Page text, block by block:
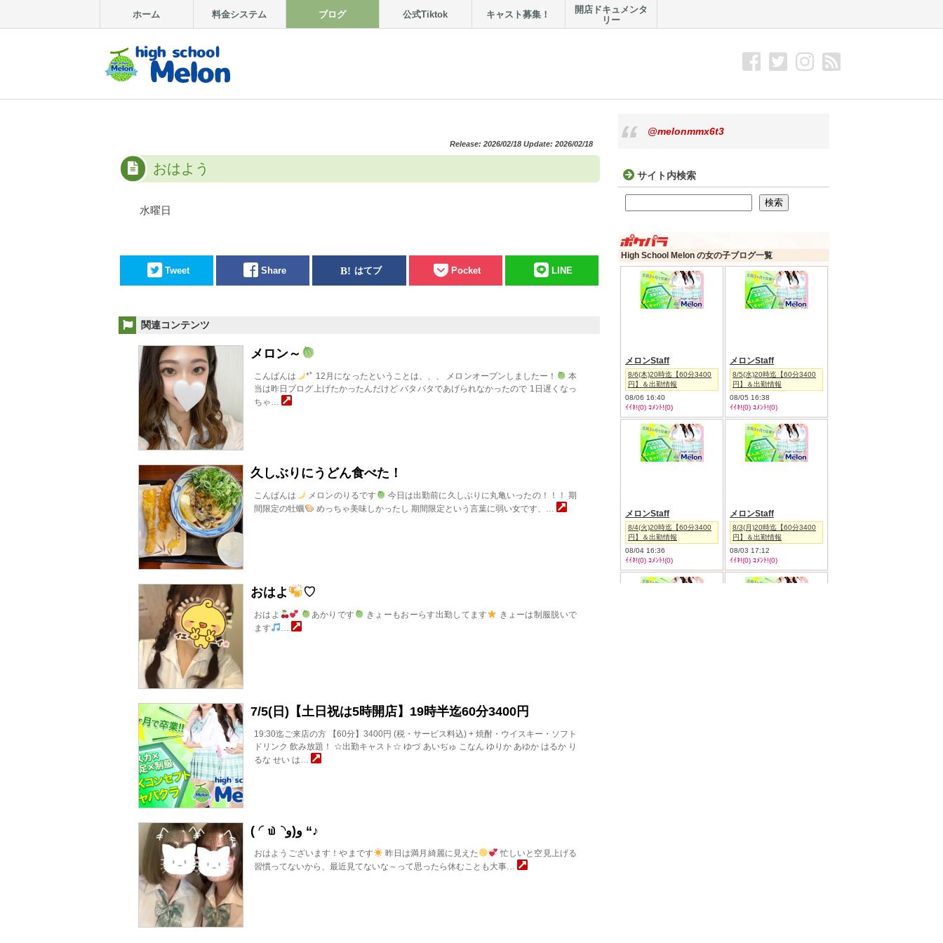
ホーム 料金システム ブログ 公式Tiktok キャスト募集！
開店ドキュメンタ
リー
Release: 2026/02/18 Update: 2026/02/18
おはよう
水曜日
Tweet Share はてブ Pocket LINE
関連コンテンツ
メロン～
こんばんは *ﾟ 12月になったということは、、、 メロンオープンしましたー！
本
当は昨日ブログ上げたかったんだけど バタバタであげられなかったので 1日遅くなっ
ちゃ…
久しぶりにうどん食べた！
こんばんは メロンのりるです
今日は出勤前に久しぶりに丸亀いったの！！！ 期
間限定の牡蠣
めっちゃ美味しかったし 期間限定という言葉に弱い女です、…
おはよ ♡
おはよ あかりです きょーもおーらす出勤してます
きょーは制服脱いで
ます
7/5(日)【土日祝は5時開店】19時半迄60分3400円
19:30迄ご来店の方 【60分】3400円 (税・サービス料込) + 焼酎・ウイスキー・ソフト
ドリンク 飲み放題！ ☆出勤キャスト☆ ゆづ あいぢゅ こなん ゆりか あゆか はるか り
るな せい は…
( ◜௰◝و(و “♪
おはようございます！やまです 昨日は満月綺麗に見えた
忙しいと空見上げる
習慣ってないから、最近見てないな～って思ったら休むことも大事…
@melonmmx6t3
サイト内検索
検索